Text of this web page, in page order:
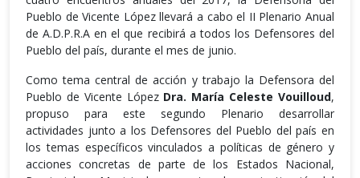
Pueblo de Vicente López llevará a cabo el II Plenario Anual
de A.D.P.R.A en el que recibirá a todos los Defensores del
Pueblo del país, durante el mes de junio.
Como tema central de acción y trabajo la Defensora del
Pueblo de Vicente López Dra. María Celeste Vouilloud,
propuso para este segundo Plenario desarrollar
actividades junto a los Defensores del Pueblo del país en
los temas específicos vinculados a políticas de género y
acciones concretas de parte de los Estados Nacional,